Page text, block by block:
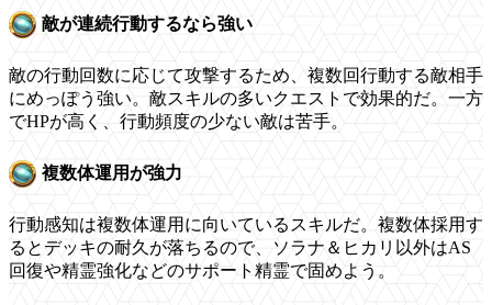
敵が連続行動するなら強い
敵の行動回数に応じて攻撃するため、複数回行動する敵相手
にめっぽう強い。敵スキルの多いクエストで効果的だ。一方
でHPが高く、行動頻度の少ない敵は苦手。
複数体運用が強力
行動感知は複数体運用に向いているスキルだ。複数体採用す
るとデッキの耐久が落ちるので、ソラナ＆ヒカリ以外はAS
回復や精霊強化などのサポート精霊で固めよう。